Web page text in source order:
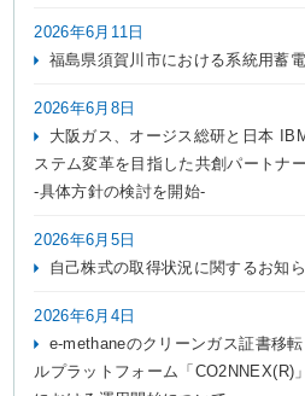
2026年6月11日
福島県須賀川市における系統用蓄
2026年6月8日
大阪ガス、オージス総研と日本
ステム変革を目指した共創パートナ
-具体方針の検討を開始-
2026年6月5日
自己株式の取得状況に関するお知
2026年6月4日
e-methaneのクリーンガス証書移
ルプラットフォーム「CO2NNEX(R)